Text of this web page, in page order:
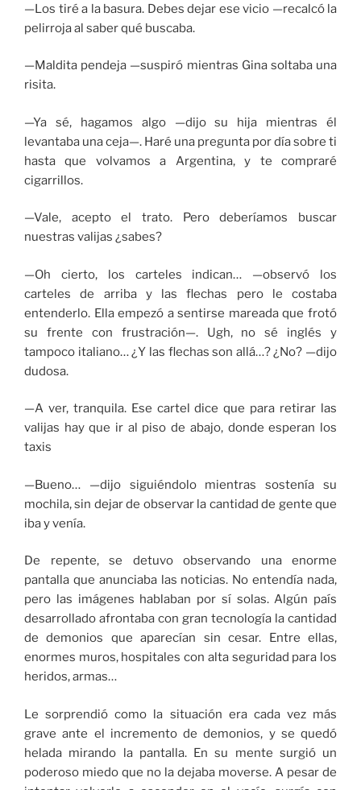
—Los tiré a la basura. Debes dejar ese vicio —recalcó la
pelirroja al saber qué buscaba.
—Maldita pendeja —suspiró mientras Gina soltaba una
risita.
—Ya sé, hagamos algo —dijo su hija mientras él
levantaba una ceja—. Haré una pregunta por día sobre ti
hasta que volvamos a Argentina, y te compraré
cigarrillos.
—Vale, acepto el trato. Pero deberíamos buscar
nuestras valijas ¿sabes?
—Oh cierto, los carteles indican… —observó los
carteles de arriba y las flechas pero le costaba
entenderlo. Ella empezó a sentirse mareada que frotó
su frente con frustración—. Ugh, no sé inglés y
tampoco italiano… ¿Y las flechas son allá…? ¿No? —dijo
dudosa.
—A ver, tranquila. Ese cartel dice que para retirar las
valijas hay que ir al piso de abajo, donde esperan los
taxis
—Bueno… —dijo siguiéndolo mientras sostenía su
mochila, sin dejar de observar la cantidad de gente que
iba y venía.
De repente, se detuvo observando una enorme
pantalla que anunciaba las noticias. No entendía nada,
pero las imágenes hablaban por sí solas. Algún país
desarrollado afrontaba con gran tecnología la cantidad
de demonios que aparecían sin cesar. Entre ellas,
enormes muros, hospitales con alta seguridad para los
heridos, armas…
Le sorprendió como la situación era cada vez más
grave ante el incremento de demonios, y se quedó
helada mirando la pantalla. En su mente surgió un
poderoso miedo que no la dejaba moverse. A pesar de